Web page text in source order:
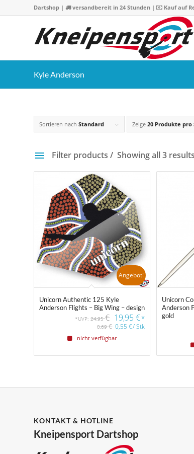
Dartshop | versandbereit in 24 Stunden | Kauf auf
Kyle Anderson
Sortieren nach Standard Zeige 20 Produkte pro
Filter products Showing all 3 results
47
Unicorn Authentic 125 Kyle
Anderson Flights – Big Wing – design
*UVP: 24,95€ 19,95€*
Angebot!
0,69€ 0,55€/Stk
- nicht verfügbar
Unicorn
Anderson
gold
KONTAKT & HOTLINE
Kneipensport Dartshop